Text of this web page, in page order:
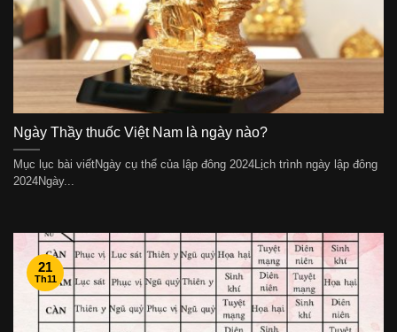
Ngày Thầy thuốc Việt Nam là ngày nào?
Mục lục bài viếtNgày cụ thể của lập đông 2024Lịch trình ngày lập đông
2024Ngày...
21
Th11